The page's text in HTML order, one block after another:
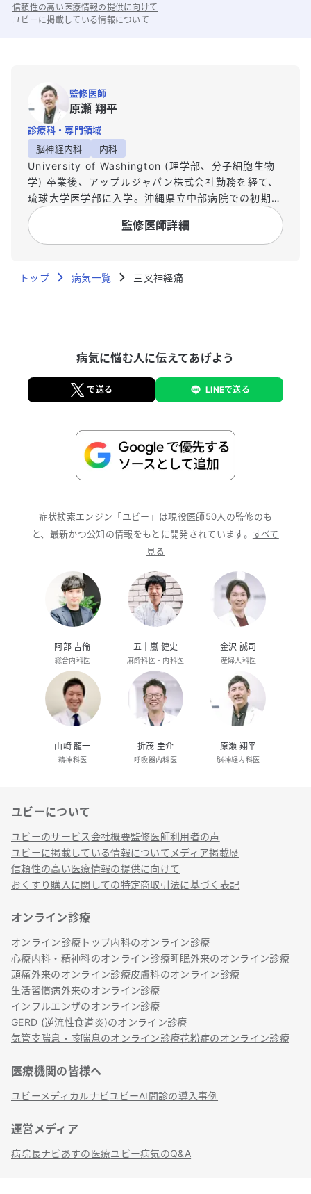
信頼性の高い医療情報の提供に向けて
ユビーに掲載している情報について
監修医師
原瀬 翔平
診療科・専門領域
脳神経内科
内科
University of Washington (理学部、分子細胞生物
学) 卒業後、アップルジャパン株式会社勤務を経て、
琉球大学医学部に入学。沖縄県立中部病院での初期臨
床研修（2016, 2017年度最優秀研修医賞受賞）修了
後、2018年4月に亀田総合病院に入職。同院脳神経
内科ベスト指導医(2019, 2020)を受賞。2018年から
り、臨床だけでなく研修病院における医学教育にも力
による症候性てんかん、高次脳機能評価、リハビリ、
に対応できる。 日本語、英語(ネイティブ)、中国語
(日常会話)での対応も可能。
監修医師詳細
トップ 病気一覧 三叉神経痛
病気に悩む人に伝えてあげよう
で送る LINEで送る
症状検索エンジン「ユビー」は現役医師50人の監修のも
と、最新かつ公知の情報をもとに開発されています。 すべて
見る
阿部 吉倫
総合内科医
五十嵐 健史
麻酔科医・内科医
金沢 誠司
産婦人科医
山﨑 龍一
精神科医
折茂 圭介
呼吸器内科医
原瀬 翔平
脳神経内科医
リンク
ユビーについて
ユビーのサービス会社概要監修医師利用者の声
ユビーに掲載している情報について メディア掲載歴
信頼性の高い医療情報の提供に向けて
おくすり購入に関しての特定商取引法に基づく表記
オンライン診療
オンライン診療トップ内科のオンライン診療
心療内科・精神科のオンライン診療睡眠外来のオンライン診療
頭痛外来のオンライン診療皮膚科のオンライン診療
生活習慣病外来のオンライン診療
インフルエンザのオンライン診療
GERD (逆流性食道炎)のオンライン診療
気管支喘息・咳喘息のオンライン診療花粉症のオンライン診療
医療機関の皆様へ
ユビーメディカルナビユビーAI問診の導入事例
運営メディア
病院長ナビあすの医療ユビー病気のQ&A